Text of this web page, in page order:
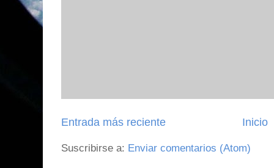
Entrada más reciente Inicio
Suscribirse a: Enviar comentarios (Atom)